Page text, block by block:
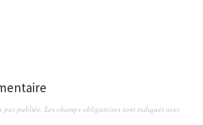
pas publiée. Les champs obligatoires sont indiqués avec